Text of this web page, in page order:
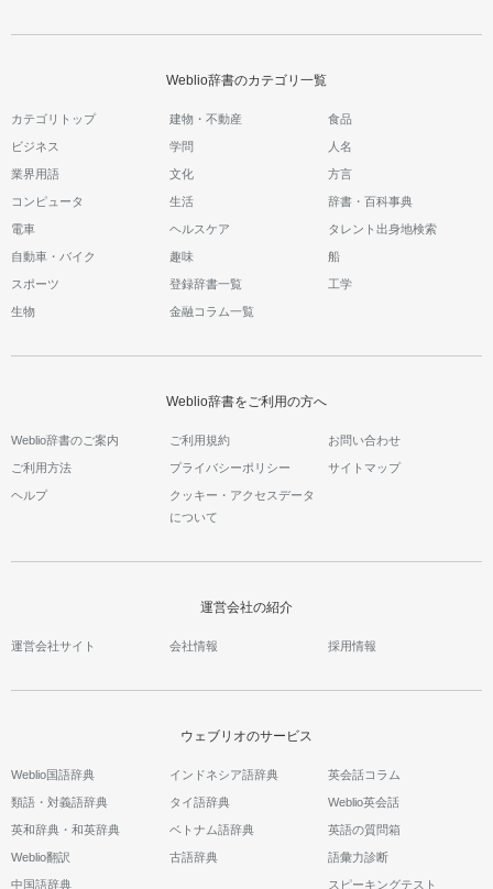
Weblio辞書のカテゴリ一覧
カテゴリトップ 建物・不動産 食品
ビジネス 学問 人名
業界用語 文化 方言
コンピュータ 生活 辞書・百科事典
電車 ヘルスケア タレント出身地検索
自動車・バイク 趣味 船
スポーツ 登録辞書一覧 工学
生物 金融コラム一覧
Weblio辞書をご利用の方へ
Weblio辞書のご案内 ご利用規約 お問い合わせ
ご利用方法 プライバシーポリシー サイトマップ
ヘルプ
クッキー・アクセスデータ
について
運営会社の紹介
運営会社サイト 会社情報 採用情報
ウェブリオのサービス
Weblio国語辞典
類語・対義語辞典
英和辞典・和英辞典
Weblio翻訳
中国語辞典
インドネシア語辞典
タイ語辞典
ベトナム語辞典
古語辞典
英会話コラム
Weblio英会話
英語の質問箱
語彙力診断
スピーキングテスト